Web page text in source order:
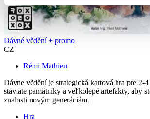
Dávné vědění + promo
CZ
Rémi Mathieu
Dávne vědění je strategická kartová hra pre 2-
staviate pamätníky a veľkolepé artefakty, aby
znalosti novým generáciám...
Hra